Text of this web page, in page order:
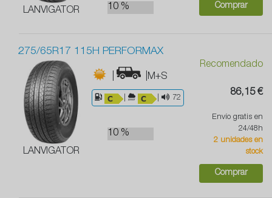
LANVIGATOR 10 % Comprar
275/65R17 115H PERFORMAX
LANVIGATOR
| |M+S
72
10 %
Recomendado
86,15 €
Envío gratis en
24/48h
2 unidades en
stock
Comprar